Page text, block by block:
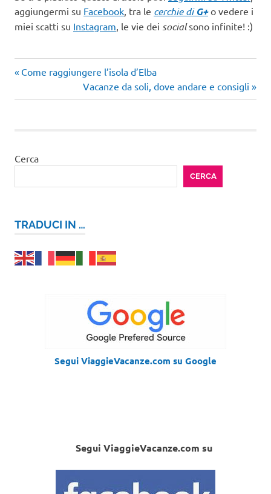
aggiungermi su Facebook , tra le cerchie diG+o vedere i
miei scatti su Instagram , le vie dei socialsono infinite! :)
Navigazione
articoli
Articolo
Come raggiungere l’isola d’Elba
Articolo
successivo:
Vacanze da soli, dove andare e consigli
Cerca
CERCA
TRADUCI IN …
Segui ViaggieVacanze.com su Google
Segui ViaggieVacanze.com su